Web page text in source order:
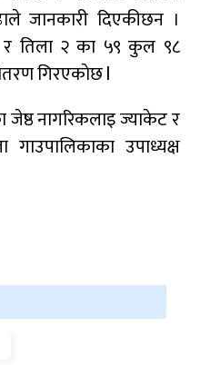
जना घाइते
२१ वर्षीय युवक पक्राउ
चार मन्त्रीहरूले दिए राजीनामा
इजलासले उक्त निर्णय खारेजको
जुम्ला आउँदै गरेकाे जिप
जानकारी दिएकीछन ।
र तिला २ का ५९ कुल ९८
गिरएकाेछ l
नागरिकलाइ ज्याकेट र
उपाध्यक्ष